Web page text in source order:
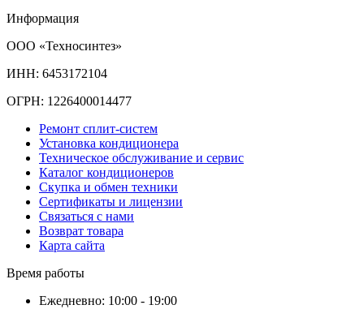
Информация
ООО «Техносинтез»
ИНН: 6453172104
ОГРН: 1226400014477
Ремонт сплит-систем
Установка кондиционера
Техническое обслуживание и сервис
Каталог кондиционеров
Скупка и обмен техники
Сертификаты и лицензии
Связаться с нами
Возврат товара
Карта сайта
Время работы
Ежедневно: 10:00 - 19:00